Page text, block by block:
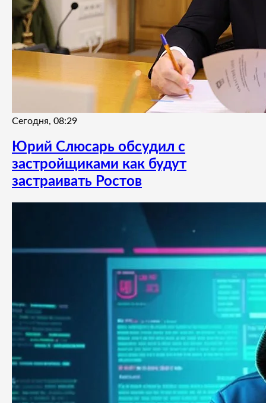
Сегодня, 08:29
Юрий Слюсарь обсудил с
застройщиками как будут
застраивать Ростов